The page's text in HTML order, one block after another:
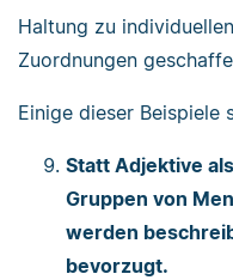
Haltung zu
Zuordnungen
Einige dieser Beispiele
Statt Adjektive
Gruppen von
werden
bevorzugt.